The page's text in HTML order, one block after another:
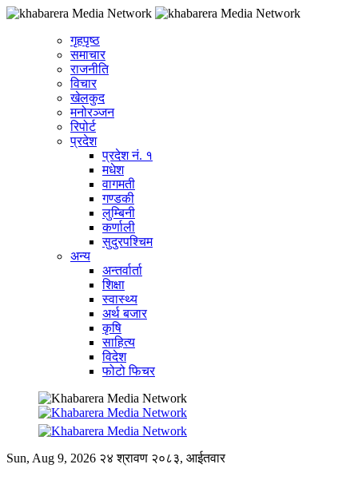
गृहपृष्ठ
समाचार
राजनीति
विचार
खेलकुद
मनोरञ्जन
रिपोर्ट
प्रदेश
प्रदेश नं. १
मधेश
वागमती
गण्डकी
लुम्बिनी
कर्णाली
सुदुरपश्चिम
अन्य
अन्तर्वार्ता
शिक्षा
स्वास्थ्य
अर्थ बजार
कृषि
साहित्य
विदेश
फोटो फिचर
Sun, Aug 9, 2026 २४ श्रावण २०८३, आईतवार